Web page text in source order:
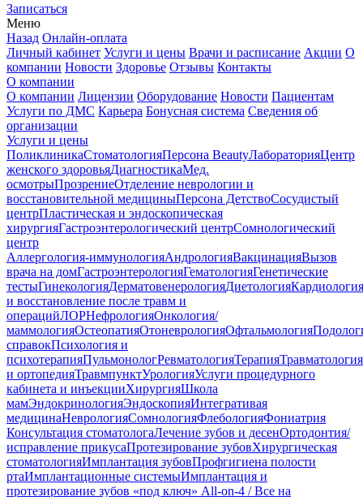
Записаться
Меню
Назад Онлайн-оплата
Личный кабинет Услуги и цены Врачи и расписание Акции О
компании Новости Здоровье Отзывы Контакты
О компании
О компании Лицензии Оборудование Новости Пациентам
Услуги по ДМС Карьера Бонусная система Сведения об
организации
Услуги и цены
ПоликлиникаСтоматологияПерсона BeautyЛабораторияЦентр
женского здоровьяДиагностикаМед.
осмотрыПрозрениеОтделение неврологии и
восстановительной медициныПерсона ДетствоСосудистый
центрПластическая и эндоскопическая
хирургияГастроэнтерологический центрСомнологический
центр
Аллергология-иммунологияАндрологияВакцинацияВызов
врача на домГастроэнтерологияГематологияГенетические
тестыГинекологияДерматовенерологияДиетологияКардиология
и восстановление после травм и
операцийЛОРНефрологияОнкология/
маммологияОстеопатияОтоневрологияОфтальмология
справокПсихология и
психотерапияПульмонологРевматологияТерапияТравматология
и ортопедияТравмпунктУрологияУслуги процедурного
кабинета и инъекцииХирургияШкола
мамЭндокринологияЭндоскопияИнтегративая
медицинаНеврологияСомнологияФлебологияФониатрия
Консультация стоматологаЛечение зубов и десенОртодонтия/
исправление прикусаПротезирование зубовХирургическая
стоматологияИмплантация зубовПрофгигиена полости
ртаИмплантационные системыИмплантация и
протезирование зубов «под ключ» All-on-4 / Все на